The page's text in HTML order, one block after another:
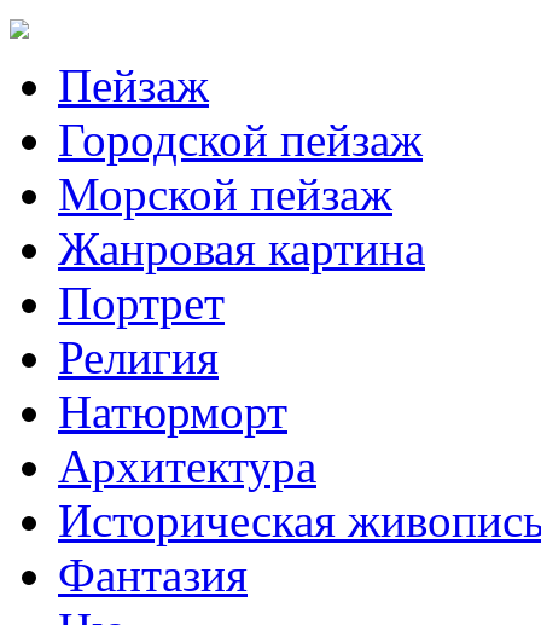
Пейзаж
Городской пейзаж
Морской пейзаж
Жанровая картина
Портрет
Религия
Натюрморт
Архитектура
Историческая
Фантазия